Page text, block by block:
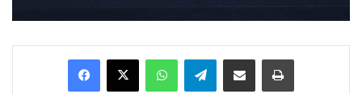
Facebook
X WhatsAppTelegramEnviar vía email Imprimir